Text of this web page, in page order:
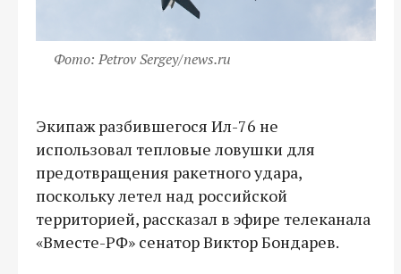
Фото: Petrov Sergey/news.ru
Экипаж разбившегося Ил-76 не
использовал тепловые ловушки для
предотвращения ракетного удара,
поскольку летел над российской
территорией, рассказал в эфире телеканала
«Вместе-РФ» сенатор Виктор Бондарев.